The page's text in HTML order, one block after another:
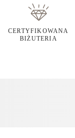
CERTYFIKOWANA
BIŻUTERIA